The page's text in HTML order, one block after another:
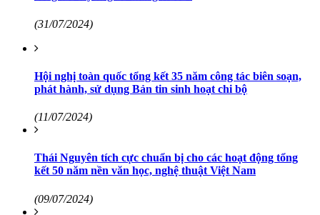
(31/07/2024)
Hội nghị toàn quốc tổng kết 35 năm công tác biên soạn,
phát hành, sử dụng Bản tin sinh hoạt chi bộ
(11/07/2024)
Thái Nguyên tích cực chuẩn bị cho các hoạt động tổng
kết 50 năm nền văn học, nghệ thuật Việt Nam
(09/07/2024)